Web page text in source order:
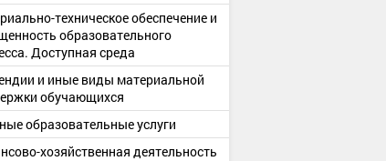
техническое обеспечение и
образовательного
Доступная среда
и иные виды материальной
обучающихся
образовательные услуги
хозяйственная деятельность